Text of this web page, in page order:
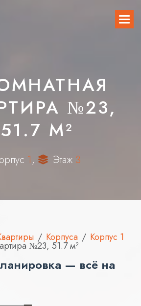
№23,
51.7 М²
орпус 1, Этаж 3
Корпуса Корпус 1
№23, 51.7 м²
— всё на